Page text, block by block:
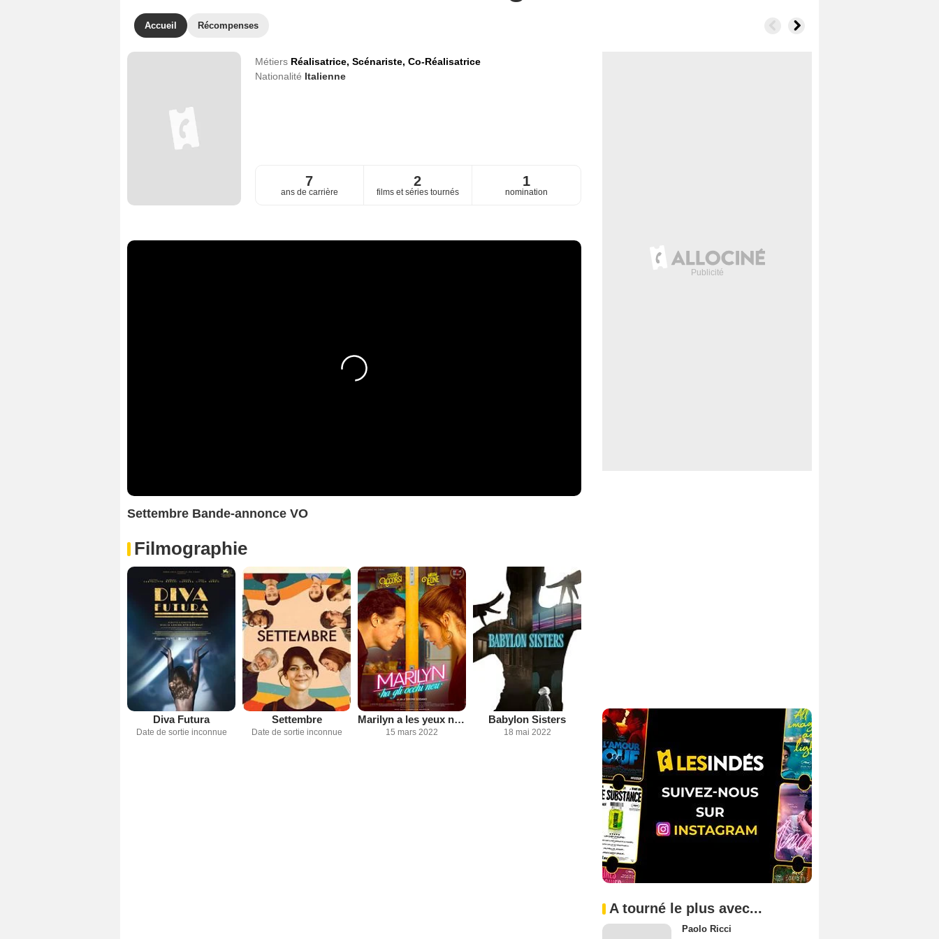
Accueil Récompenses
Métiers Réalisatrice, Scénariste, Co-Réalisatrice
Nationalité Italienne
7
ans de carrière
2
films et séries tournés
1
nomination
Settembre Bande-annonce VO
Filmographie
Diva Futura
Date de sortie inconnue
Settembre
Date de sortie inconnue
Marilyn a les yeux noirs
15 mars 2022
Babylon Sisters
18 mai 2022
A tourné le plus avec...
Paolo Ricci